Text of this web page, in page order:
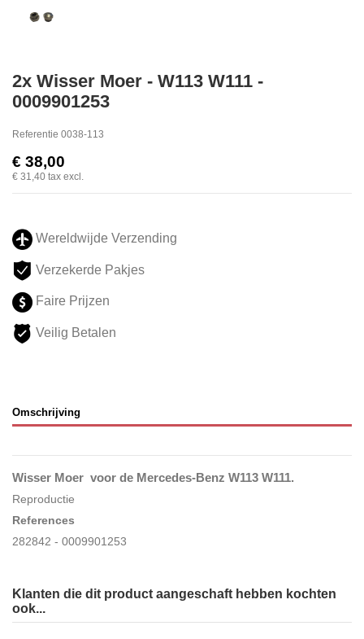
2x Wisser Moer - W113 W111 -
0009901253
Referentie 0038-113
€ 38,00
€ 31,40 tax excl.
Wereldwijde Verzending
Verzekerde Pakjes
Faire Prijzen
Veilig Betalen
Omschrijving
Wisser Moer voor de Mercedes-Benz W113 W111.
Reproductie
References
282842 - 0009901253
Klanten die dit product aangeschaft hebben kochten
ook...